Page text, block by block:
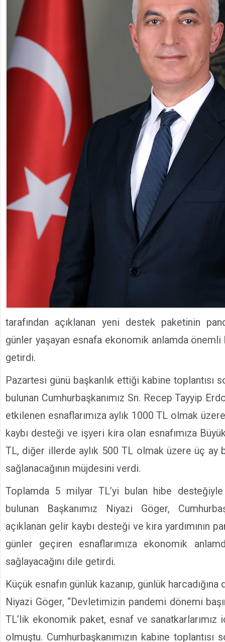
tarafından açıklanan yeni destek paketinin
günler yaşayan esnafa ekonomik anlamda önemli
getirdi.
Pazartesi günü başkanlık ettiği kabine toplantısı
bulunan Cumhurbaşkanımız Sn. Recep Tayyip
etkilenen esnaflarımıza aylık 1000 TL olmak
kaybı desteği ve işyeri kira olan esnafımıza
TL, diğer illerde aylık 500 TL olmak üzere üç ay
sağlanacağının müjdesini verdi.
Toplamda 5 milyar TL’yi bulan hibe
bulunan Başkanımız Niyazi Göger,
açıklanan gelir kaybı desteği ve kira yardımının
günler geçiren esnaflarımıza ekonomik
sağlayacağını dile getirdi.
Küçük esnafın günlük kazanıp, günlük
Niyazi Göger, “Devletimizin pandemi dönemi
TL’lik ekonomik paket, esnaf ve
olmuştu. Cumhurbaşkanımızın kabine toplantısı